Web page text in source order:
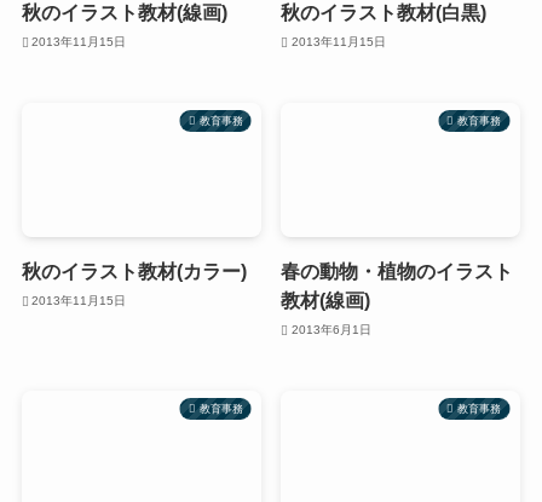
秋のイラスト教材(線画)
2013年11月15日
秋のイラスト教材(白黒)
2013年11月15日
教育事務
秋のイラスト教材(カラー)
2013年11月15日
教育事務
春の動物・植物のイラスト
教材(線画)
2013年6月1日
教育事務 教育事務